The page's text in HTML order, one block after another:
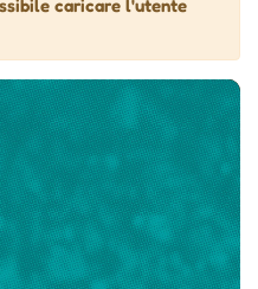
caricare l'utente